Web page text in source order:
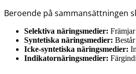
Beroende på sammansättningen
Selektiva näringsmedier:
Syntetiska näringsmedier:
Icke-syntetiska näringsmedier:
Indikatornäringsmedier: